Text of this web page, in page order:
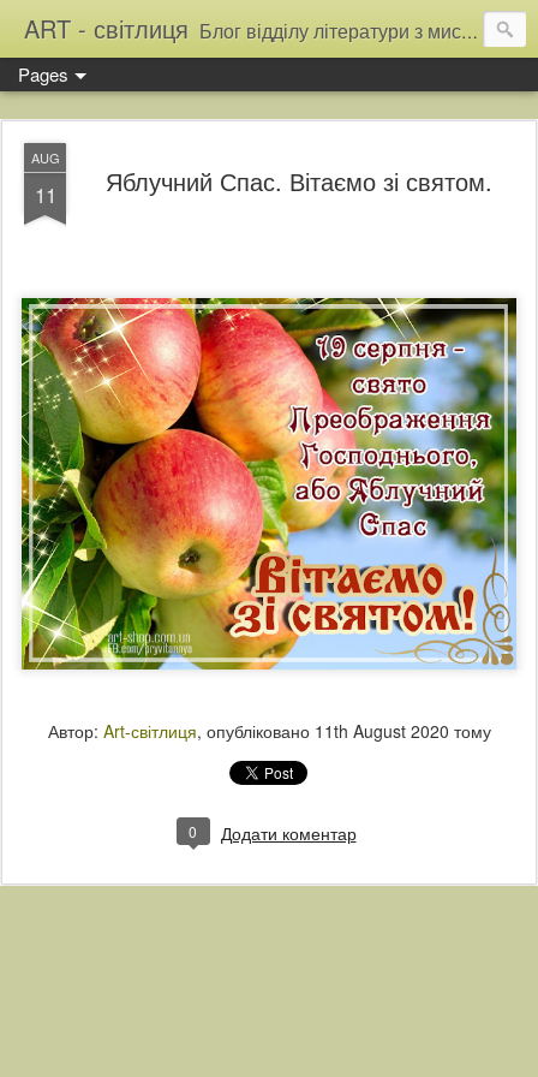
ART - світлиця Блог відділу літератури з мистецтва Тернопільської обласної універсальної наукової бібліотеки
Pages
AUG
11 Яблучний Спас. Вітаємо зі святом.
Автор: Art-світлиця, опубліковано 11th August 2020 тому
0 Додати коментар